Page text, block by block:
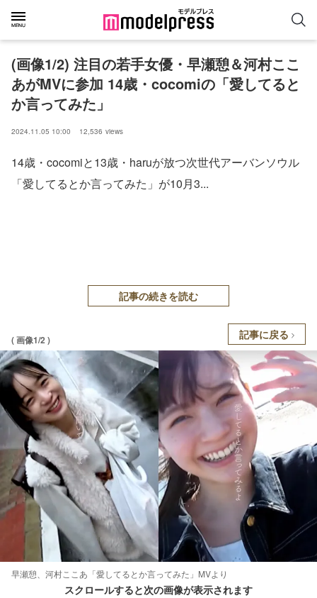
(画像1/2) 注目の若手女優・早瀬憩＆河村ここ
あがMVに参加 14歳・cocomiの「愛してると
か言ってみた」
2024.11.05 10:00 12,536 views
14歳・cocomiと13歳・haruが放つ次世代アーバンソウル
「愛してるとか言ってみた」が10月3...
記事の続きを読む
( 画像1/2 ) 記事に戻る
早瀬憩、河村ここあ「愛してるとか言ってみた」MVより
スクロールすると次の画像が表示されます